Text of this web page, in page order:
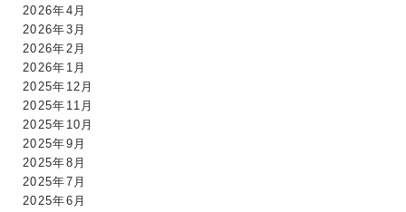
2026年4月
2026年3月
2026年2月
2026年1月
2025年12月
2025年11月
2025年10月
2025年9月
2025年8月
2025年7月
2025年6月